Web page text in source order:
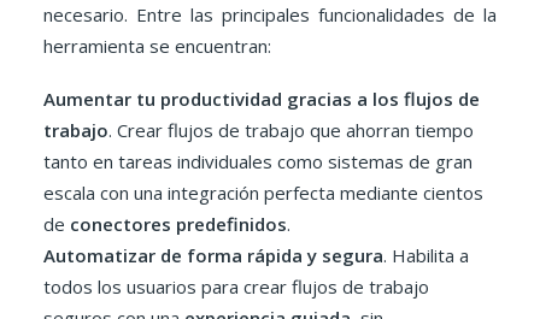
necesario. Entre las principales funcionalidades de la
herramienta se encuentran:
Aumentar tu productividad gracias a los flujos de
trabajo. Crear flujos de trabajo que ahorran tiempo
tanto en tareas individuales como sistemas de gran
escala con una integración perfecta mediante cientos
de conectores predefinidos.
Automatizar de forma rápida y segura. Habilita a
todos los usuarios para crear flujos de trabajo